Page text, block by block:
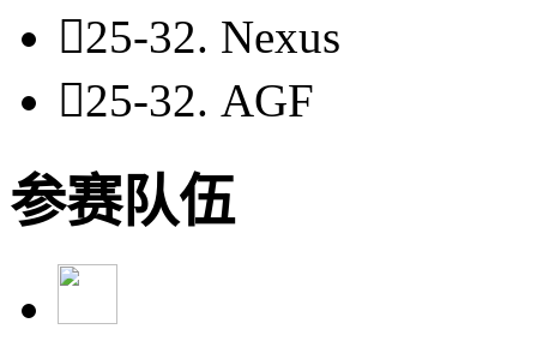
25-32. Nexus
25-32. AGF
参赛队伍